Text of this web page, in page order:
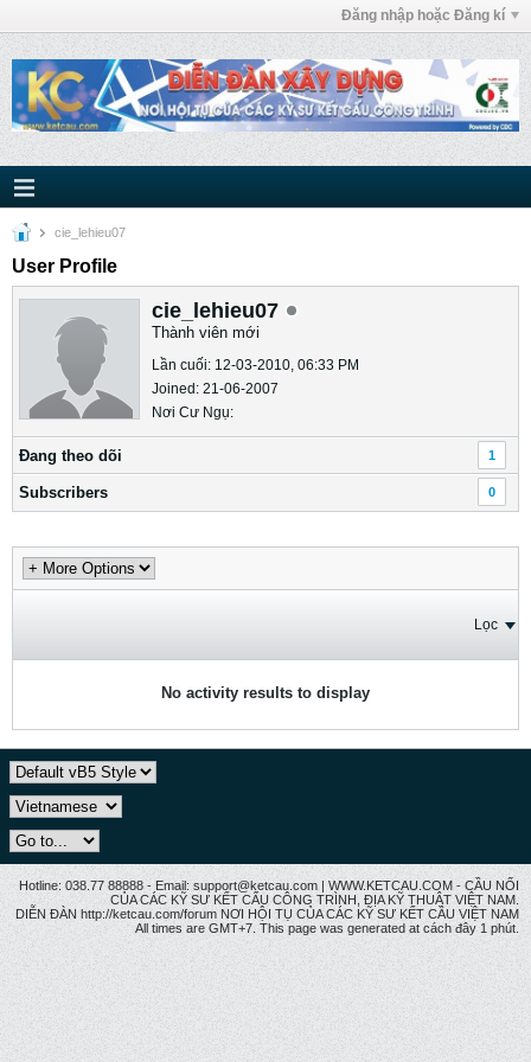
Đăng nhập hoặc Đăng kí
cie_lehieu07
User Profile
cie_lehieu07
Thành viên mới
Lần cuối: 12-03-2010, 06:33 PM
Joined: 21-06-2007
Nơi Cư Ngụ:
Ðang theo dõi 1
Subscribers 0
Lọc
No activity results to display
Hotline: 038.77 88888 - Email: support@ketcau.com | WWW.KETCAU.COM - CẦU NỐI
CỦA CÁC KỸ SƯ KẾT CẤU CÔNG TRÌNH, ĐỊA KỸ THUẬT VIỆT NAM.
DIỄN ĐÀN http://ketcau.com/forum NƠI HỘI TỤ CỦA CÁC KỸ SƯ KẾT CÂU VIỆT NAM
All times are GMT+7. This page was generated at cách đây 1 phút.